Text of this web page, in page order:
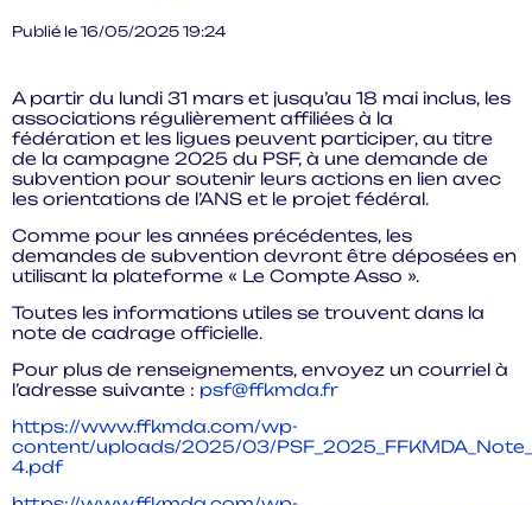
Publié le 16/05/2025 19:24
A partir du lundi 31 mars et jusqu’au 18 mai inclus, les
associations régulièrement affiliées à la
fédération et les ligues peuvent participer, au titre
de la campagne 2025 du PSF, à une demande de
subvention pour soutenir leurs actions en lien avec
les orientations de l’ANS et le projet fédéral.
Comme pour les années précédentes, les
demandes de subvention devront être déposées en
utilisant la plateforme « Le Compte Asso ».
Toutes les informations utiles se trouvent dans la
note de cadrage officielle.
Pour plus de renseignements, envoyez un courriel à
l’adresse suivante : psf@ffkmda.fr
https://www.ffkmda.com/wp-
content/uploads/2025/03/
4.pdf